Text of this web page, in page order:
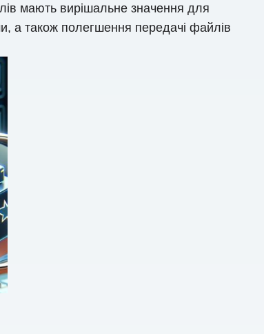
мають вирішальне значення для
а також полегшення передачі файлів